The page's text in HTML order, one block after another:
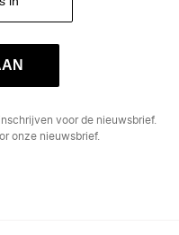
voor de nieuwsbrief.
onze nieuwsbrief.